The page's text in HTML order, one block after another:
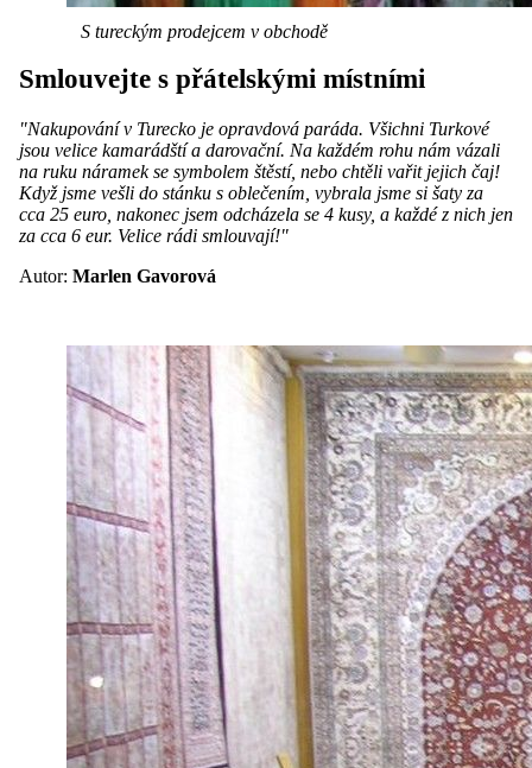
S tureckým prodejcem v obchodě
Smlouvejte s přátelskými místními
"Nakupování v Turecko je opravdová paráda. Všichni Turkové
jsou velice kamarádští a darovační. Na každém rohu nám vázali
na ruku náramek se symbolem štěstí, nebo chtěli vařit jejich čaj!
Když jsme vešli do stánku s oblečením, vybrala jsme si šaty za
cca 25 euro, nakonec jsem odcházela se 4 kusy, a každé z nich jen
za cca 6 eur. Velice rádi smlouvají!"
Autor: Marlen Gavorová